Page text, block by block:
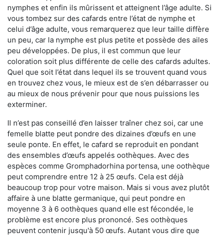
nymphes et enfin ils mûrissent et atteignent l’âge adulte. Si
vous tombez sur des cafards entre l’état de nymphe et
celui d’âge adulte, vous remarquerez que leur taille diffère
un peu, car la nymphe est plus petite et possède des ailes
peu développées. De plus, il est commun que leur
coloration soit plus différente de celle des cafards adultes.
Quel que soit l’état dans lequel ils se trouvent quand vous
en trouvez chez vous, le mieux est de s’en débarrasser ou
au mieux de nous prévenir pour que nous puissions les
exterminer.
Il n’est pas conseillé d’en laisser traîner chez soi, car une
femelle blatte peut pondre des dizaines d’œufs en une
seule ponte. En effet, le cafard se reproduit en pondant
des ensembles d’œufs appelés oothèques. Avec des
espèces comme Gromphadorhina portensa, une oothèque
peut comprendre entre 12 à 25 œufs. Cela est déjà
beaucoup trop pour votre maison. Mais si vous avez plutôt
affaire à une blatte germanique, qui peut pondre en
moyenne 3 à 6 oothèques quand elle est fécondée, le
problème est encore plus prononcé. Ses oothèques
peuvent contenir jusqu'à 50 œufs. Autant vous dire que